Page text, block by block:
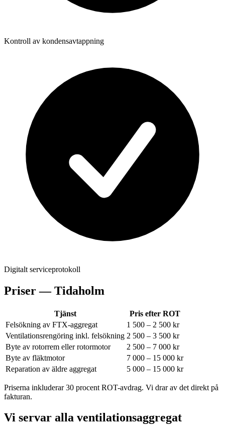
Kontroll av kondensavtappning
Digitalt serviceprotokoll
Priser —Tidaholm
Tjänst
Pris efter ROT
Felsökning av FTX-aggregat
1 500 – 2 500 kr
Ventilationsrengöring inkl. felsökning 2 500 – 3 500 kr
Byte av rotorrem eller rotormotor
2 500 – 7 000 kr
Byte av fläktmotor
7 000 – 15 000 kr
Reparation av äldre aggregat
5 000 – 15 000 kr
Priserna inkluderar 30 procent ROT-avdrag. Vi drar av det direkt på
fakturan.
Vi servar alla ventilationsaggregat